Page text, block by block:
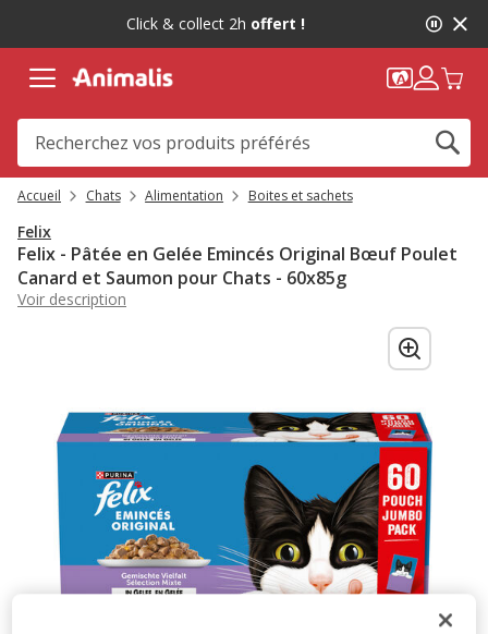
message,
Click & collect 2h offert !
Accueil Chats Alimentation Boites et sachets
Felix
Felix - Pâtée en Gelée Emincés Original Bœuf Poulet
Canard et Saumon pour Chats - 60x85g
Voir description